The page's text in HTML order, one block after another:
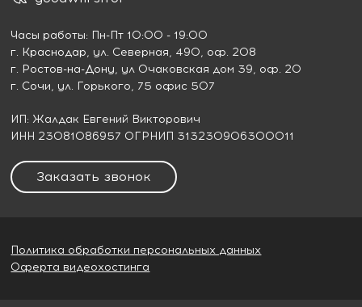
Часы работы: Пн-Пт 10:00 - 19:00
г. Краснодар, ул. Северная, 490, оф. 208
г. Ростов-на-Дону, ул Очаковская дом 39, оф. 20
г. Сочи, ул. Горького, 75 офис 507
ИП: Жалдак Евгений Викторович
ИНН 23081086957 ОГРНИП 313230906300011
Заказать звонок
Политика обработки персональных данных
Оферта видеохостинга